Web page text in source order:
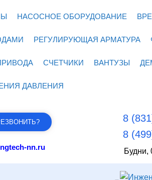
НАСОСНОЕ ОБОРУДОВАНИЕ
РЕГУЛИРУЮЩАЯ АРМАТУРА
СЧЕТЧИКИ ВАНТУЗЫ
ДАВЛЕНИЯ
nn.ru
8
8
Будни,